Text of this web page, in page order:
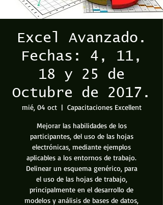
Excel Avanzado.
Fechas: 4, 11,
18 y 25 de
Octubre de 2017.
mié, 04 oct
  |
Capacitaciones Excellent
Mejorar las habilidades de los
participantes, del uso de las hojas
electrónicas, mediante ejemplos
aplicables a los entornos de trabajo.
Delinear un esquema genérico, para
el uso de las hojas de trabajo,
principalmente en el desarrollo de
modelos y análisis de bases de datos,